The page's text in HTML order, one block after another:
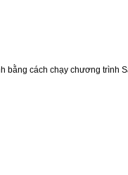
bằng cách chạy chương trình